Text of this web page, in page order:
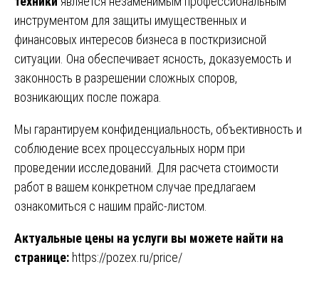
инструментом для защиты имущественных и
финансовых интересов бизнеса в посткризисной
ситуации. Она обеспечивает ясность, доказуемость и
законность в разрешении сложных споров,
возникающих после пожара.
Мы гарантируем конфиденциальность, объективность и
соблюдение всех процессуальных норм при
проведении исследований. Для расчета стоимости
работ в вашем конкретном случае предлагаем
ознакомиться с нашим прайс-листом.
Актуальные цены на услуги вы можете найти на
странице: https://pozex.ru/price/